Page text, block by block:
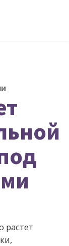
растет